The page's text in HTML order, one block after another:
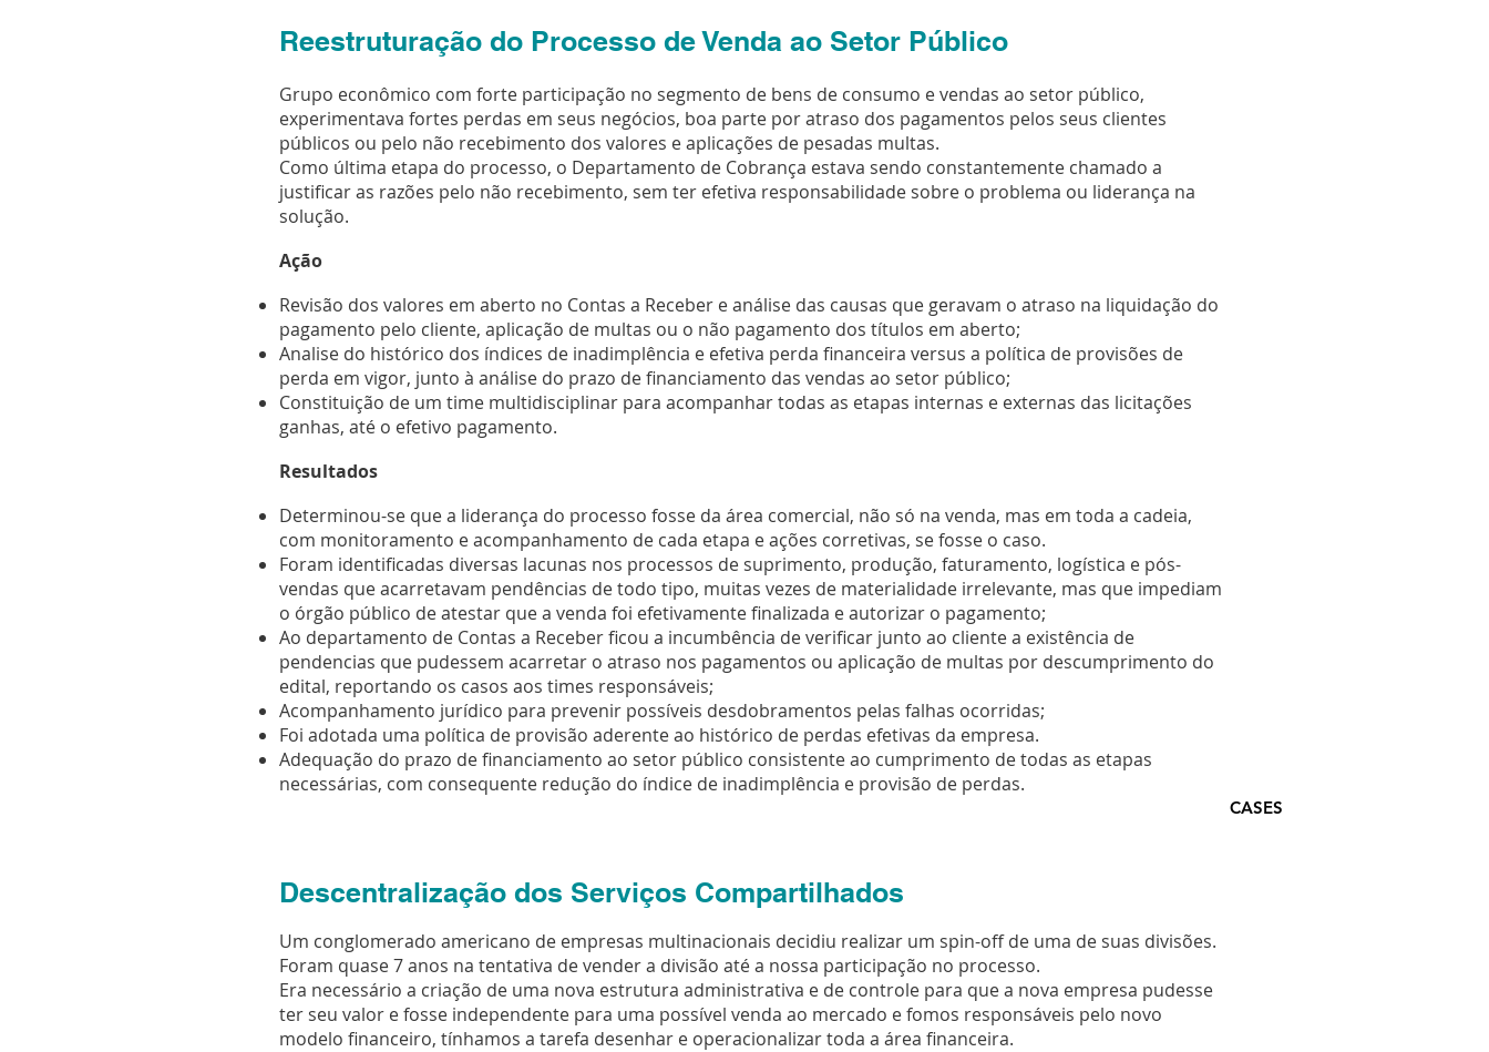
Reestruturação do Processo de Venda ao Setor Público
Grupo econômico com forte participação no segmento de bens de consumo e vendas ao setor público,
experimentava fortes perdas em seus negócios, boa parte por atraso dos pagamentos pelos seus clientes
públicos ou pelo não recebimento dos valores e aplicações de pesadas multas.
Como última etapa do processo, o Departamento de Cobrança estava sendo constantemente chamado a
justificar as razões pelo não recebimento, sem ter efetiva responsabilidade sobre o problema ou liderança na
solução.
Ação
Revisão dos valores em aberto no Contas a Receber e análise das causas que geravam o atraso na liquidação do
pagamento pelo cliente, aplicação de multas ou o não pagamento dos títulos em aberto;
Analise do histórico dos índices de inadimplência e efetiva perda financeira versus a política de provisões de
perda em vigor, junto à análise do prazo de financiamento das vendas ao setor público;
Constituição de um time multidisciplinar para acompanhar todas as etapas internas e externas das licitações
ganhas, até o efetivo pagamento.
Resultados
Determinou-se que a liderança do processo fosse da área comercial, não só na venda, mas em toda a cadeia,
com monitoramento e acompanhamento de cada etapa e ações corretivas, se fosse o caso.
Foram identificadas diversas lacunas nos processos de suprimento, produção, faturamento, logística e pós-
vendas que acarretavam pendências de todo tipo, muitas vezes de materialidade irrelevante, mas que impediam
o órgão público de atestar que a venda foi efetivamente finalizada e autorizar o pagamento;
Ao departamento de Contas a Receber ficou a incumbência de verificar junto ao cliente a existência de
pendencias que pudessem acarretar o atraso nos pagamentos ou aplicação de multas por descumprimento do
edital, reportando os casos aos times responsáveis;
Acompanhamento jurídico para prevenir possíveis desdobramentos pelas falhas ocorridas;
Foi adotada uma política de provisão aderente ao histórico de perdas efetivas da empresa.
Adequação do prazo de financiamento ao setor público consistente ao cumprimento de todas as etapas
necessárias, com consequente redução do índice de inadimplência e provisão de perdas.
Descentralização dos Serviços Compartilhados
Um conglomerado americano de empresas multinacionais decidiu realizar um spin-off de uma de suas divisões.
Foram quase 7 anos na tentativa de vender a divisão até a nossa participação no processo.
Era necessário a criação de uma nova estrutura administrativa e de controle para que a nova empresa pudesse
ter seu valor e fosse independente para uma possível venda ao mercado e fomos responsáveis pelo novo
modelo financeiro, tínhamos a tarefa desenhar e operacionalizar toda a área financeira.
CASES